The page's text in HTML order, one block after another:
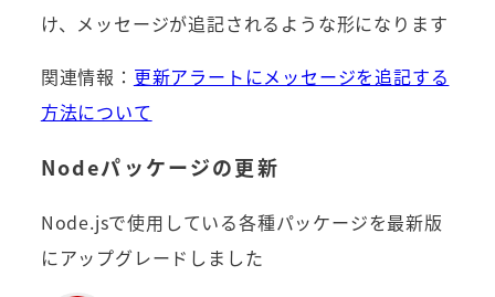
け、メッセージが追記されるような形になります
関連情報： 更新アラートにメッセージを追記する
方法について
Nodeパッケージの更新
Node.jsで使用している各種パッケージを最新版
にアップグレードしました